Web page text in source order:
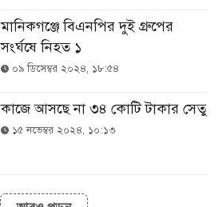
মানিকগঞ্জে বিএনপির দুই গ্রুপের
সংর্ঘষে নিহত ১
০৯ ডিসেম্বর ২০২৪, ১৮:৫৪
কাজে আসছে না ৩৪ কোটি টাকার সেতু
১৫ নভেম্বর ২০২৪, ১০:১৩